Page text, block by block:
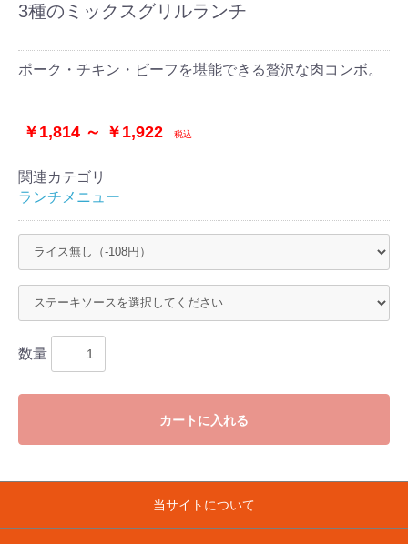
3種のミックスグリルランチ
ポーク・チキン・ビーフを堪能できる贅沢な肉コンボ。
￥1,814 ～ ￥1,922 税込
関連カテゴリ
ランチメニュー
数量
カートに入れる
当サイトについて